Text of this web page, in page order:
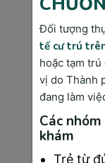
sở
Đối tượng
tế cư trú
hoặc tạm trú
vị do Thành
đang làm
Các
khám
Trẻ từ